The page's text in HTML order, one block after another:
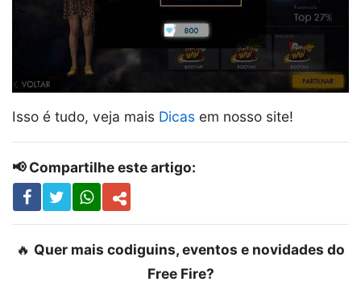
Isso é tudo, veja mais Dicas em nosso site!
📢 Compartilhe este artigo:
🔥 Quer mais codiguins, eventos e novidades do
Free Fire?